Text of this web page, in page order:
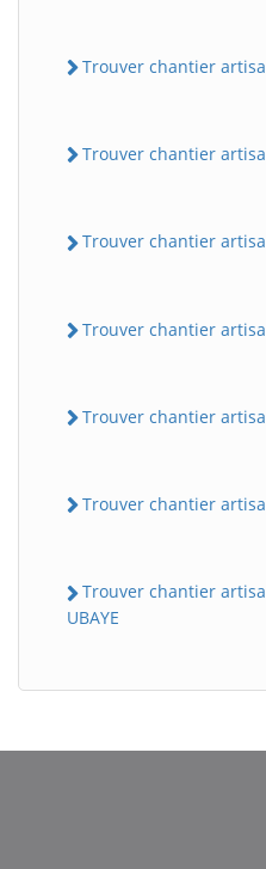
Trouver chantier
Trouver chantier
Trouver chantier
Trouver chantier
Trouver chantier
Trouver chantier
Trouver chantier
UBAYE
BatiWebPro